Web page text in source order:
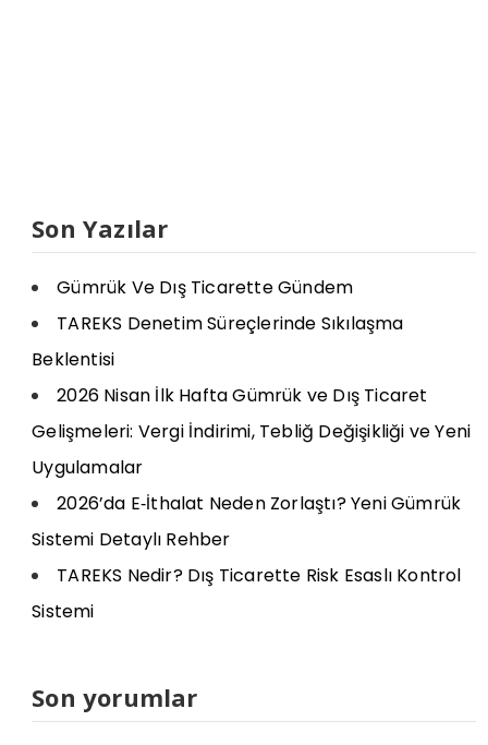
Son Yazılar
Gümrük Ve Dış Ticarette Gündem
TAREKS Denetim Süreçlerinde Sıkılaşma
Beklentisi
2026 Nisan İlk Hafta Gümrük ve Dış Ticaret
Gelişmeleri: Vergi İndirimi, Tebliğ Değişikliği ve Yeni
Uygulamalar
2026’da E‑İthalat Neden Zorlaştı? Yeni Gümrük
Sistemi Detaylı Rehber
TAREKS Nedir? Dış Ticarette Risk Esaslı Kontrol
Sistemi
Son yorumlar